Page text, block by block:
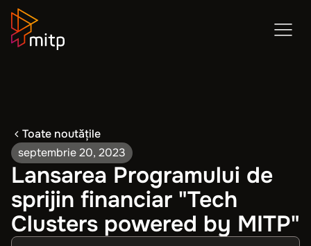
Toate noutățile
septembrie 20, 2023
Lansarea Programului de
sprijin financiar "Tech
Clusters powered by MITP"